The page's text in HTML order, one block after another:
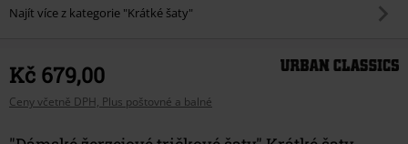
Najít více z kategorie "Krátké šaty"
Kč 679,00
Ceny včetně DPH, Plus poštovné a balné